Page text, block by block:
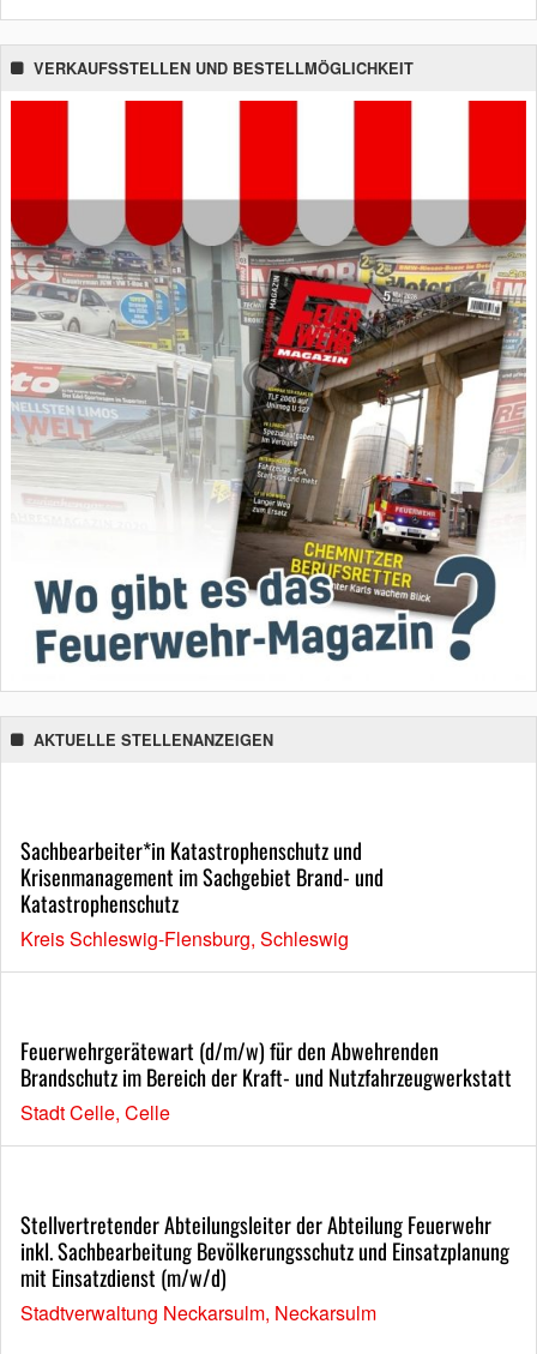
VERKAUFSSTELLEN UND BESTELLMÖGLICHKEIT
AKTUELLE STELLENANZEIGEN
Sachbearbeiter*in Katastrophenschutz und
Krisenmanagement im Sachgebiet Brand- und
Katastrophenschutz
Kreis Schleswig-Flensburg, Schleswig
Feuerwehrgerätewart (d/m/w) für den Abwehrenden
Brandschutz im Bereich der Kraft- und Nutzfahrzeugwerkstatt
Stadt Celle, Celle
Stellvertretender Abteilungsleiter der Abteilung Feuerwehr
inkl. Sachbearbeitung Bevölkerungsschutz und Einsatzplanung
mit Einsatzdienst (m/w/d)
Stadtverwaltung Neckarsulm, Neckarsulm